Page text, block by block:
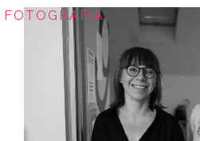
FOTOGRAFIA